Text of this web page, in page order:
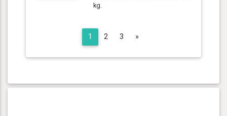
kg.
1 2 3 »